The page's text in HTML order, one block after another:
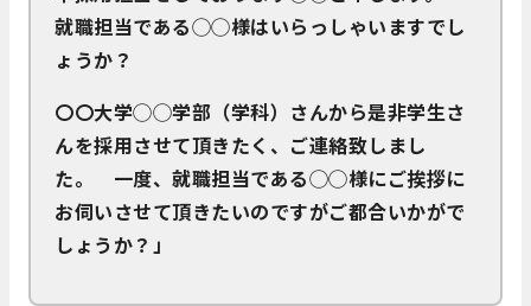
就職担当である◯◯様はいらっしゃいますでし
ょうか？
〇〇大学◯◯学部（学科）さんから是非学生さ
んを採用させて頂きたく、ご連絡致しまし
た。
一度、就職担当である◯◯様にご挨拶に
お伺いさせて頂きたいのですがご都合いかがで
しょうか？」